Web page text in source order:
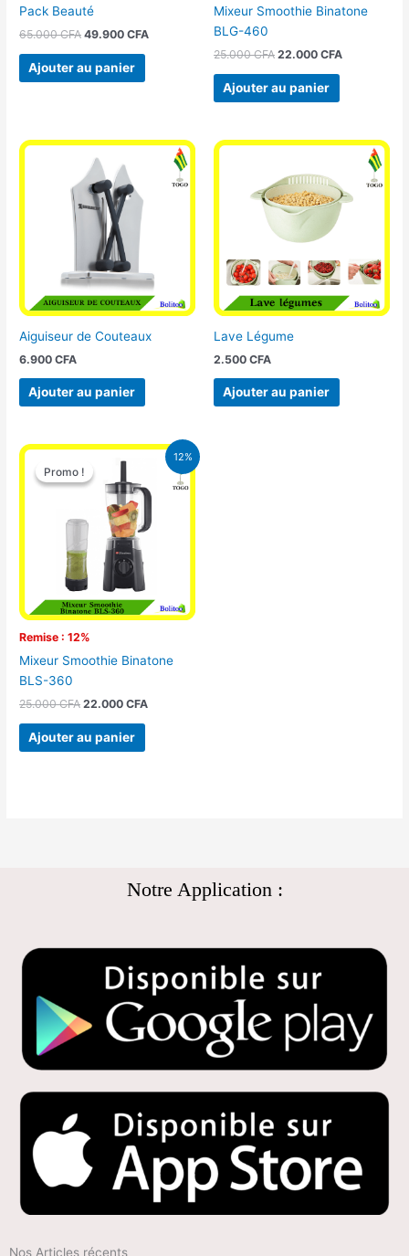
Pack Beauté
65.000CFA 49.900CFA
Ajouter au panier
Mixeur Smoothie Binatone
BLG-460
25.000CFA 22.000 CFA
Ajouter au panier
Aiguiseur de Couteaux
6.900CFA
Ajouter au panier
Lave Légume
2.500 CFA
Ajouter au panier
12%
Promo !
Remise : 12%
Promo !
Mixeur Smoothie Binatone
BLS-360
25.000CFA
Le
prix
initial
était :
25.000 CFA.
22.000CFA
Le
prix
actuel
est :
Ajouter au panier
Notre Application :
Nos Articles récents